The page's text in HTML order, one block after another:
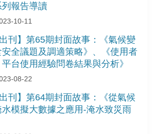
報告導讀
10-11
刊】第65期封面故事：《氣候變
全議題及調適策略》、《使用者
台使用經驗問卷結果與分析》
08-22
刊】第64期封面故事：《從氣候
模擬大數據之應用-淹水致災雨